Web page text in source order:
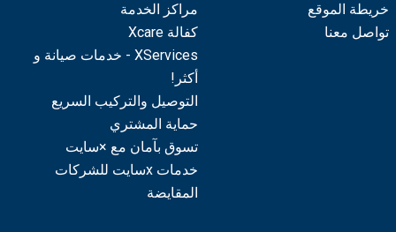
خريطة الموقع
تواصل معنا
مراكز الخدمة
كفالة Xcare
XServices - خدمات صيانة و
أكثر!
التوصيل والتركيب السريع
حماية المشتري
تسوق بآمان مع ×سايت
خدمات xسايت للشركات
المقايضة